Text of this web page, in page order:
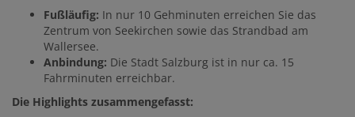
Fußläufig: In nur 10 Gehminuten erreichen Sie das
Zentrum von Seekirchen sowie das Strandbad am
Wallersee.
Anbindung: Die Stadt Salzburg ist in nur ca. 15
Fahrminuten erreichbar.
Die Highlights zusammengefasst: